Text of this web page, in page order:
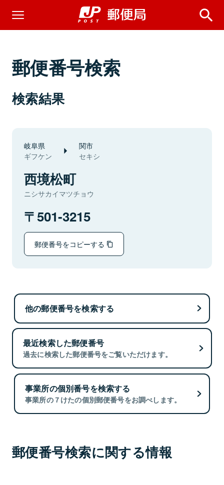
郵便番号検索
検索結果
岐阜県
ギフケン
関市
セキシ
西境松町
ニシサカイマツチョウ
501-3215
郵便番号をコピーする
他の郵便番号を検索する
最近検索した郵便番号
過去に検索した郵便番号をご覧いただけます。
事業所の個別番号を検索する
事業所の７けたの個別郵便番号をお調べします。
郵便番号検索に関する情報